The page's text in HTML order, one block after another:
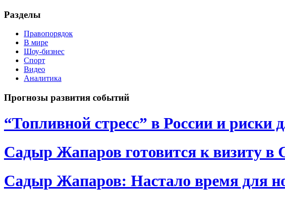
Разделы
Правопорядок
В мире
Шоу-бизнес
Спорт
Видео
Аналитика
Прогнозы развития событий
“Топливной стресс” в России и
Садыр Жапаров готовится к визиту
Садыр Жапаров: Настало время для